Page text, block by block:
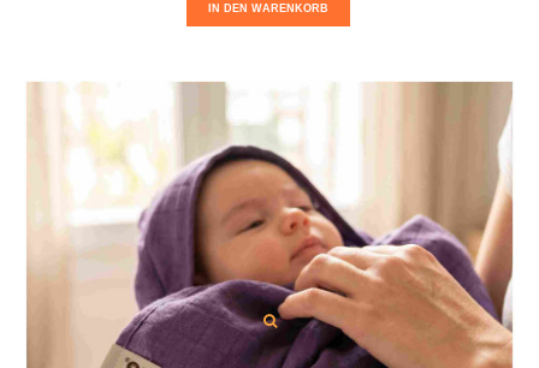
IN DEN WARENKORB